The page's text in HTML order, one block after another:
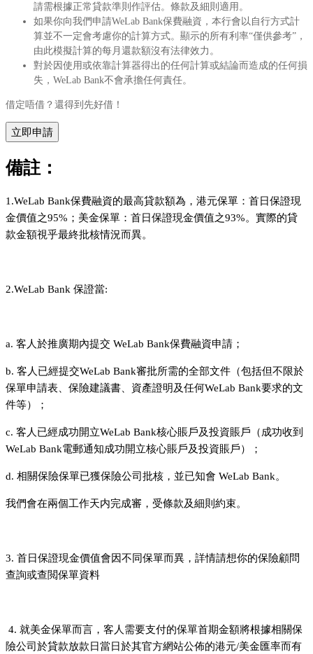
請需根據正常貸款準則作評估。條款及細則適用​。
如果你向我們申請WeLab Bank保費融資，本行會以自行方式計
算並不一定會考慮你的計算方式。顯示的所有利率“僅供參考”，
由此模擬計算的每月還款額沒有法律效力。​
對於因使用或依靠計算器得出的任何計算或結論而造成的任何損
失，WeLab Bank不會承擔任何責任。​
借定唔借？還得到先好借！
立即申請
備註：
1.WeLab Bank保費融資的最高貸款額為，港元保單：首日保證現
金價值之95%；美金保單：首日保證現金價值之93%。實際的貸
款金額視乎最終批核情況而異。
2.WeLab Bank 保證當:
a. 客人於推廣期內提交 WeLab Bank保費融資申請；
b. 客人已經提交WeLab Bank審批所需的全部文件（包括但不限於
保單申請表、保險建議書、資產證明及任何WeLab Bank要求的文
件等）；
c. 客人已經成功開立WeLab Bank核心賬戶及投資賬戶（成功收到
WeLab Bank電郵通知成功開立核心賬戶及投資賬戶）；
d. 相關保險保單已獲保險公司批核，並已知會 WeLab Bank。
我們會在兩個工作天内完成審，受條款及細則約束。
3. 首日保證現金價值會因不同保單而異，詳情請想你的保險顧問
查詢或查閲保單資料
4. 就美金保單而言，客人需要支付的保單首期金額將根據相關保
險公司於貸款放款日當日於其官方網站公佈的港元/美金匯率而有